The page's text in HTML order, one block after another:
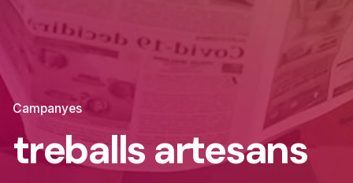
Campanyes
treballs artesans